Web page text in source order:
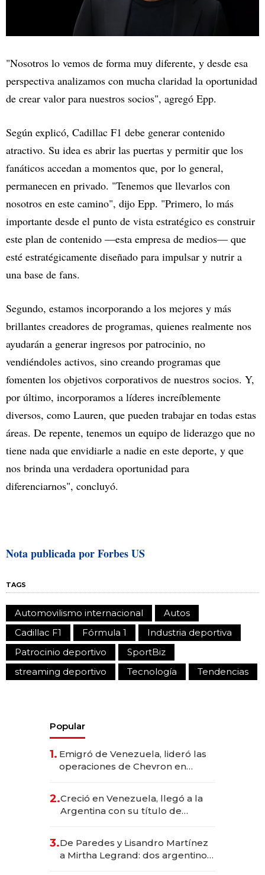
"Nosotros lo vemos de forma muy diferente, y desde esa
perspectiva analizamos con mucha claridad la oportunidad
de crear valor para nuestros socios", agregó Epp.
Según explicó, Cadillac F1 debe generar contenido
atractivo. Su idea es abrir las puertas y permitir que los
fanáticos accedan a momentos que, por lo general,
permanecen en privado. "Tenemos que llevarlos con
nosotros en este camino", dijo Epp. "Primero, lo más
importante desde el punto de vista estratégico es construir
este plan de contenido —esta empresa de medios— que
esté estratégicamente diseñado para impulsar y nutrir a
una base de fans.
Segundo, estamos incorporando a los mejores y más
brillantes creadores de programas, quienes realmente nos
ayudarán a generar ingresos por patrocinio, no
vendiéndoles activos, sino creando programas que
fomenten los objetivos corporativos de nuestros socios. Y,
por último, incorporamos a líderes increíblemente
diversos, como Lauren, que pueden trabajar en todas estas
áreas. De repente, tenemos un equipo de liderazgo que no
tiene nada que envidiarle a nadie en este deporte, y que
nos brinda una verdadera oportunidad para
diferenciarnos", concluyó.
Nota publicada por Forbes US
TAGS
Automovilismo internacional
Autos
Cadillac F1
Fórmula 1
Industria deportiva
Patrocinio deportivo
SportBiz
streaming deportivo
Tecnología Tendencias
Popular
1. Emigró de Venezuela, lideró las
operaciones de Chevron en
2.Creció en Venezuela, llegó a la
Argentina con su título de
las marcas "fast premium"
3.De Paredes y Lisandro Martínez
a Mirtha Legrand: dos argentinos